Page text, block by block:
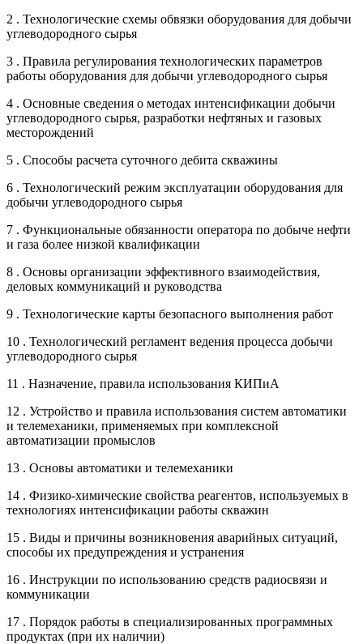
2 . Технологические схемы обвязки оборудования для добычи
углеводородного сырья
3 . Правила регулирования технологических параметров
работы оборудования для добычи углеводородного сырья
4 . Основные сведения о методах интенсификации добычи
углеводородного сырья, разработки нефтяных и газовых
месторождений
5 . Способы расчета суточного дебита скважины
6 . Технологический режим эксплуатации оборудования для
добычи углеводородного сырья
7 . Функциональные обязанности оператора по добыче нефти
и газа более низкой квалификации
8 . Основы организации эффективного взаимодействия,
деловых коммуникаций и руководства
9 . Технологические карты безопасного выполнения работ
10 . Технологический регламент ведения процесса добычи
углеводородного сырья
11 . Назначение, правила использования КИПиА
12 . Устройство и правила использования систем автоматики
и телемеханики, применяемых при комплексной
автоматизации промыслов
13 . Основы автоматики и телемеханики
14 . Физико-химические свойства реагентов, используемых в
технологиях интенсификации работы скважин
15 . Виды и причины возникновения аварийных ситуаций,
способы их предупреждения и устранения
16 . Инструкции по использованию средств радиосвязи и
коммуникации
17 . Порядок работы в специализированных программных
продуктах (при их наличии)